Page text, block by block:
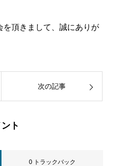
を頂きまして、誠にありが
次の記事
ト
0 トラックバック